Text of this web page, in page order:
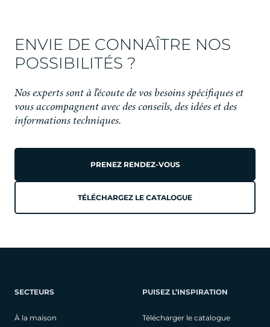
ENVIE DE CONNAÎTRE NOS
POSSIBILITÉS ?
Nos experts sont à l’écoute de vos besoins spécifiques et
vous accompagnent avec des conseils, des idées et des
informations techniques.
PRENEZ RENDEZ-VOUS
TÉLÉCHARGEZ LE CATALOGUE
SECTEURS
À la maison
PUISEZ L’INSPIRATION
Télécharger le catalogue